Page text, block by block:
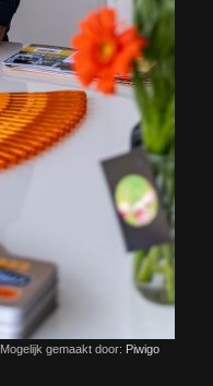
Mogelijk gemaakt door: Piwigo